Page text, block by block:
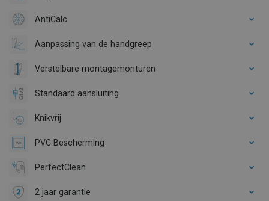
AntiCalc
Aanpassing van de handgreep
Verstelbare montagemonturen
Standaard aansluiting
Knikvrij
PVC Bescherming
PerfectClean
2 jaar garantie